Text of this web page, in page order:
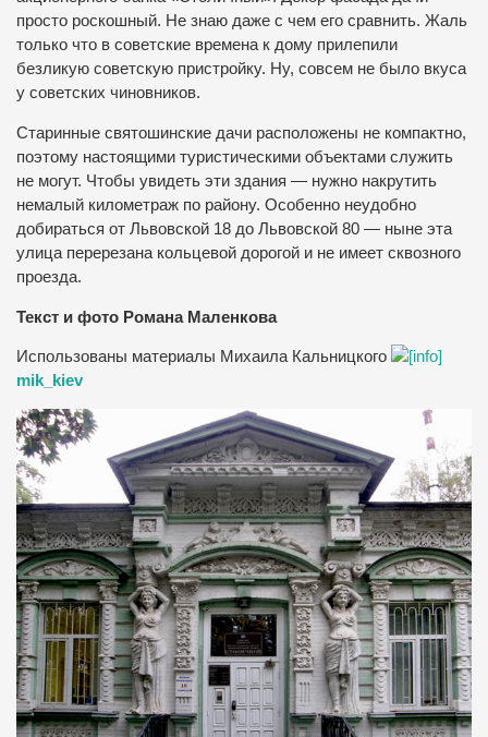
просто роскошный. Не знаю даже с чем его сравнить. Жаль
только что в советские времена к дому прилепили
безликую советскую пристройку. Ну, совсем не было вкуса
у советских чиновников.
Старинные святошинские дачи расположены не компактно,
поэтому настоящими туристическими объектами служить
не могут. Чтобы увидеть эти здания — нужно накрутить
немалый километраж по району. Особенно неудобно
добираться от Львовской 18 до Львовской 80 — ныне эта
улица перерезана кольцевой дорогой и не имеет сквозного
проезда.
Текст и фото Романа Маленкова
Использованы материалы Михаила Кальницкого
mik_kiev